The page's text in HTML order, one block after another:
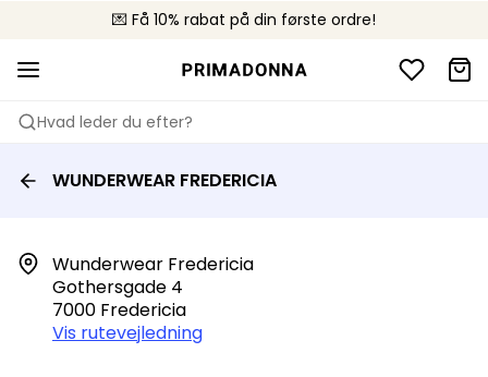
💌 Få 10% rabat på din første ordre!
🚚 Gratis levering over +699 kr.
📦 Fri returnering
Hvad leder du efter?
WUNDERWEAR FREDERICIA
Wunderwear Fredericia
Gothersgade 4
7000 Fredericia
Vis rutevejledning